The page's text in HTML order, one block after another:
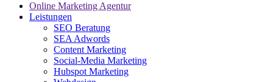
Online Marketing Agentur
Leistungen
SEO Beratung
SEA Adwords
Content Marketing
Social-Media Marketing
Hubspot Marketing